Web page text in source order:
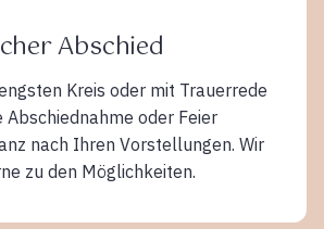
Abschied
Kreis oder mit Trauerrede
Abschiednahme oder Feier
nach Ihren Vorstellungen. Wir
zu den Möglichkeiten.